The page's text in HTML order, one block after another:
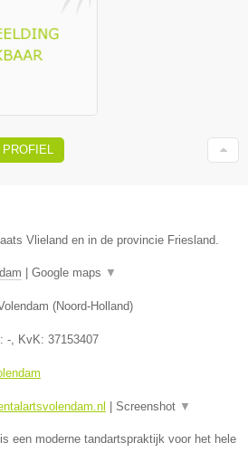
Vlieland en in de provincie Friesland.
Google maps ▼
(Noord-Holland)
-, KvK: 37153407
Screenshot ▼
een moderne tandartspraktijk voor het hele